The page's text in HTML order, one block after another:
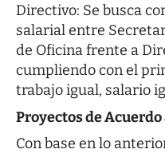
Directivo: Se busca
salarial entre
de Oficina frente a
cumpliendo con el
trabajo igual, salario
Proyectos de Acuerdo
Con base en lo